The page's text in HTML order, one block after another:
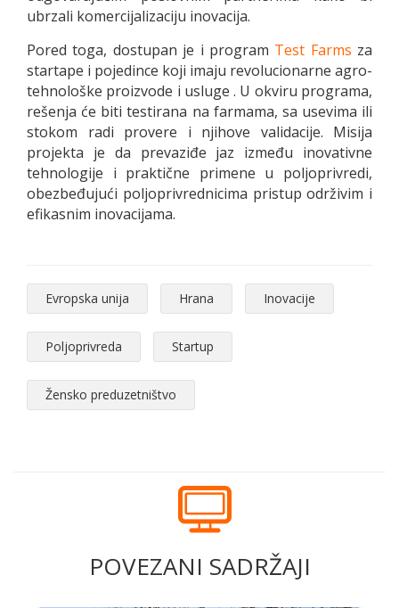
ubrzali komercijalizaciju inovacija.
Pored toga, dostupan je i program Test Farms za
startape i pojedince koji imaju revolucionarne agro-
tehnološke proizvode i usluge . U okviru programa,
rešenja će biti testirana na farmama, sa usevima ili
stokom radi provere i njihove validacije. Misija
projekta je da prevaziđe jaz između inovativne
tehnologije i praktične primene u poljoprivredi,
obezbeđujući poljoprivrednicima pristup održivim i
efikasnim inovacijama.
Evropska unija Hrana Inovacije
Poljoprivreda Startup
Žensko preduzetništvo
POVEZANI SADRŽAJI